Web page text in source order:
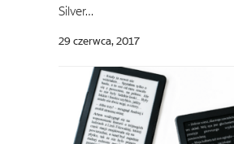
Silver…
29 czerwca, 2017